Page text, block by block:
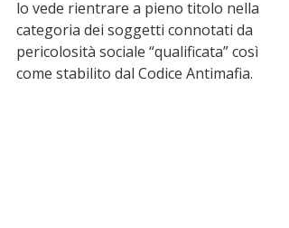
lo vede rientrare a pieno titolo nella
categoria dei soggetti connotati da
pericolosità sociale “qualificata” così
come stabilito dal Codice Antimafia.